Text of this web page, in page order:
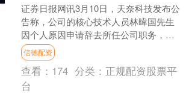
证券日报网讯3月10日，天奈科技发布公
告称，公司的核心技术人员林暐国先生
因个人原因申请辞去所任公司职务，并
于近日办理完成离职手续。林暐国先生
离职后将不再担任公司....
信德配资
查看： 174 分类： 正规配资股票平
台